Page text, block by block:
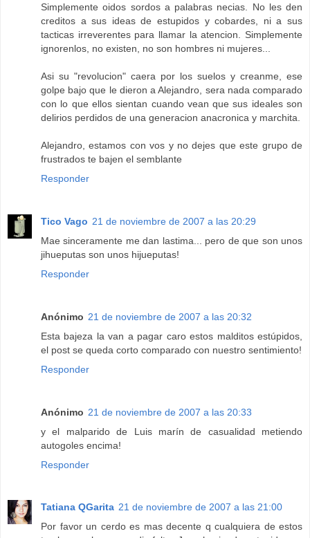
Simplemente oidos sordos a palabras necias. No les den
creditos a sus ideas de estupidos y cobardes, ni a sus
tacticas irreverentes para llamar la atencion. Simplemente
ignorenlos, no existen, no son hombres ni mujeres...
Asi su "revolucion" caera por los suelos y creanme, ese
golpe bajo que le dieron a Alejandro, sera nada comparado
con lo que ellos sientan cuando vean que sus ideales son
delirios perdidos de una generacion anacronica y marchita.
Alejandro, estamos con vos y no dejes que este grupo de
frustrados te bajen el semblante
Responder
Tico Vago 21 de noviembre de 2007 a las 20:29
Mae sinceramente me dan lastima... pero de que son unos
jihueputas son unos hijueputas!
Responder
Anónimo 21 de noviembre de 2007 a las 20:32
Esta bajeza la van a pagar caro estos malditos estúpidos,
el post se queda corto comparado con nuestro sentimiento!
Responder
Anónimo 21 de noviembre de 2007 a las 20:33
y el malparido de Luis marín de casualidad metiendo
autogoles encima!
Responder
Tatiana QGarita 21 de noviembre de 2007 a las 21:00
Por favor un cerdo es mas decente q cualquiera de estos